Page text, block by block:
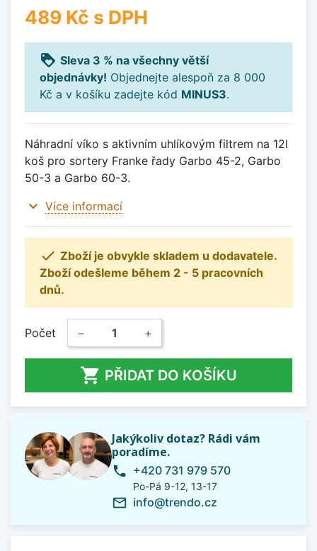
489 Kč s DPH
loyalty Sleva 3 % na všechny větší
objednávky! Objednejte alespoň za 8 000
Kč a v košíku zadejte kód MINUS3.
Náhradní víko s aktivním uhlíkovým filtrem na 12l
koš pro sortery Franke řady Garbo 45-2, Garbo
50-3 a Garbo 60-3.
expand_more Více informací
 Zboží je obvykle skladem u dodavatele.
Zboží odešleme během 2 - 5 pracovních
dnů.
Počet − +
 PŘIDAT DO KOŠÍKU
Jakýkoliv dotaz? Rádi vám
poradíme.
phone +420 731 979 570
Po-Pá 9-12, 13-17
mail_outline info@trendo.cz